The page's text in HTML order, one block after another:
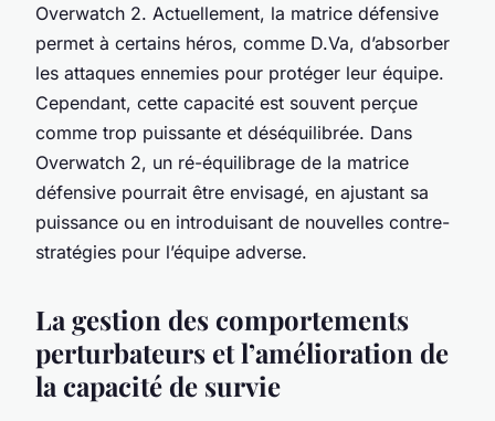
Overwatch 2. Actuellement, la matrice défensive
permet à certains héros, comme D.Va, d’absorber
les attaques ennemies pour protéger leur équipe.
Cependant, cette capacité est souvent perçue
comme trop puissante et déséquilibrée. Dans
Overwatch 2, un ré-équilibrage de la matrice
défensive pourrait être envisagé, en ajustant sa
puissance ou en introduisant de nouvelles contre-
stratégies pour l’équipe adverse.
La gestion des comportements
perturbateurs et l’amélioration de
la capacité de survie